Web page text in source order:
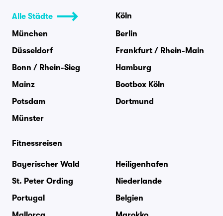
Alle Städte
Köln
München
Berlin
Düsseldorf
Frankfurt / Rhein-Main
Bonn / Rhein-Sieg
Hamburg
Mainz
Bootbox Köln
Potsdam
Dortmund
Münster
Fitnessreisen
Bayerischer Wald
Heiligenhafen
St. Peter Ording
Niederlande
Portugal
Belgien